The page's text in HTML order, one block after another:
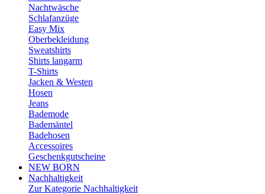
Nachtwäsche
Schlafanzüge
Easy Mix
Oberbekleidung
Sweatshirts
Shirts langarm
T-Shirts
Jacken & Westen
Hosen
Jeans
Bademode
Bademäntel
Badehosen
Accessoires
Geschenkgutscheine
NEW BORN
Nachhaltigkeit
Zur Kategorie Nachhaltigkeit